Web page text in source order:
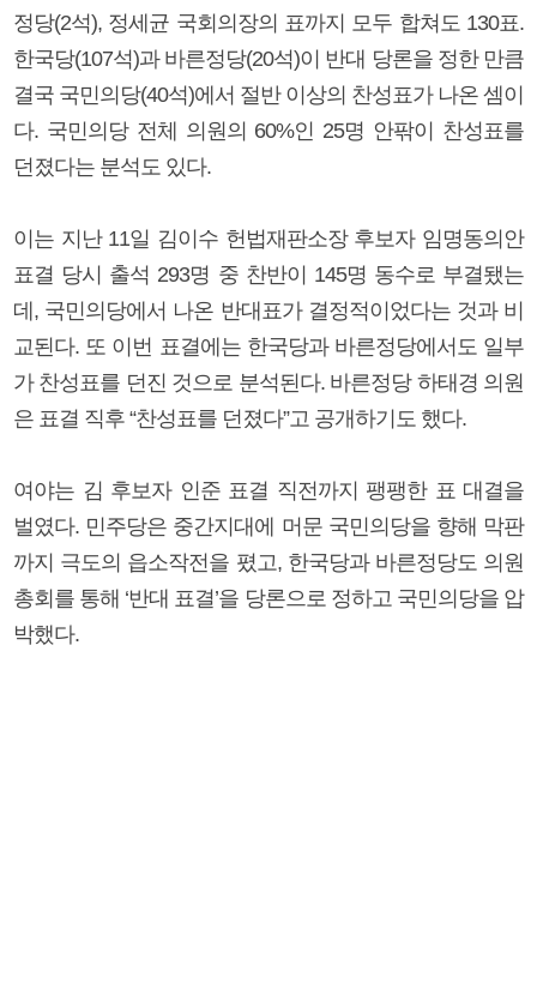
정당(2석), 정세균 국회의장의 표까지 모두 합쳐도 130표.
한국당(107석)과 바른정당(20석)이 반대 당론을 정한 만큼
결국 국민의당(40석)에서 절반 이상의 찬성표가 나온 셈이
다. 국민의당 전체 의원의 60%인 25명 안팎이 찬성표를
던졌다는 분석도 있다.
이는 지난 11일 김이수 헌법재판소장 후보자 임명동의안
표결 당시 출석 293명 중 찬반이 145명 동수로 부결됐는
데, 국민의당에서 나온 반대표가 결정적이었다는 것과 비
교된다. 또 이번 표결에는 한국당과 바른정당에서도 일부
가 찬성표를 던진 것으로 분석된다. 바른정당 하태경 의원
은 표결 직후 “찬성표를 던졌다”고 공개하기도 했다.
여야는 김 후보자 인준 표결 직전까지 팽팽한 표 대결을
벌였다. 민주당은 중간지대에 머문 국민의당을 향해 막판
까지 극도의 읍소작전을 폈고, 한국당과 바른정당도 의원
총회를 통해 ‘반대 표결’을 당론으로 정하고 국민의당을 압
박했다.